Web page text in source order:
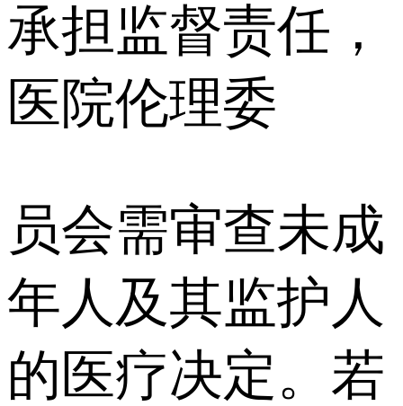
承担监督责任，
医院伦理委
员会需审查未成
年人及其监护人
的医疗决定。若